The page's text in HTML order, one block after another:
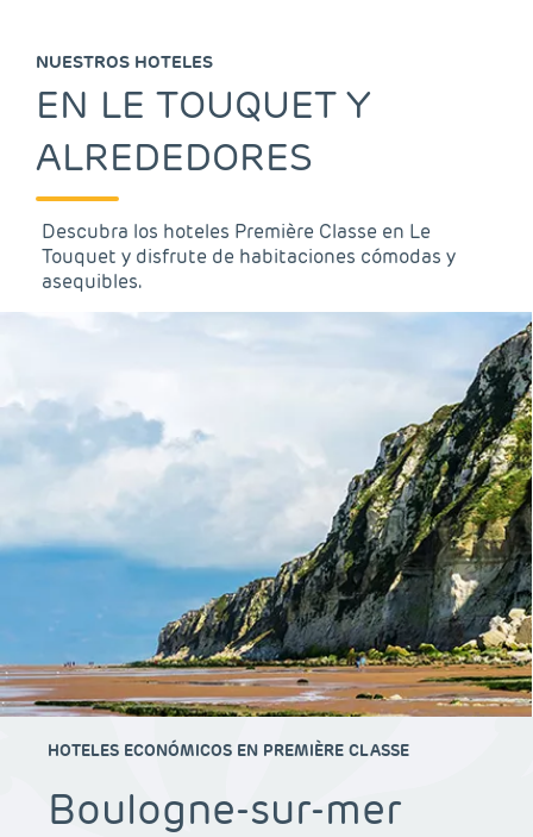
NUESTROS HOTELES
EN LE TOUQUET Y
ALREDEDORES
Descubra los hoteles Première Classe en Le
Touquet y disfrute de habitaciones cómodas y
asequibles.
HOTELES ECONÓMICOS EN PREMIÈRE CLASSE
Boulogne-sur-mer